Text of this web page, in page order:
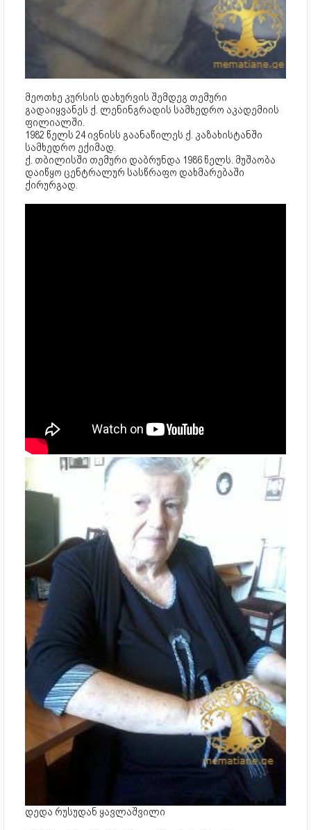
მეოთხე კურსის დახურვის შემდეგ თემური
გადაიყვანეს ქ. ლენინგრადის სამხედრო აკადემიის
ფილიალში.
1982 წელს 24 ივნისს გაანაწილეს ქ. კაზახისტანში
სამხედრო ექიმად.
ქ. თბილისში თემური დაბრუნდა 1986 წელს. მუშაობა
დაიწყო ცენტრალურ სასწრაფო დახმარებაში
ქირურგად.
დედა რუსუდან ყავლაშვილი